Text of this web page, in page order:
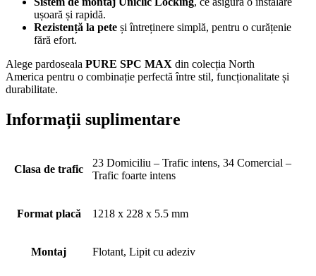
ușoară și rapidă.
Rezistență la pete și întreținere simplă, pentru o curățenie
fără efort.
Alege pardoseala PURE SPC MAX din colecția North
America pentru o combinație perfectă între stil, funcționalitate și
durabilitate.
Informații suplimentare
Clasa de trafic
23 Domiciliu – Trafic intens, 34 Comercial –
Trafic foarte intens
Format placă 1218 x 228 x 5.5 mm
Montaj Flotant, Lipit cu adeziv